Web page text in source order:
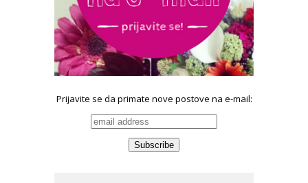
Prijavite se da primate nove postove na e-mail: